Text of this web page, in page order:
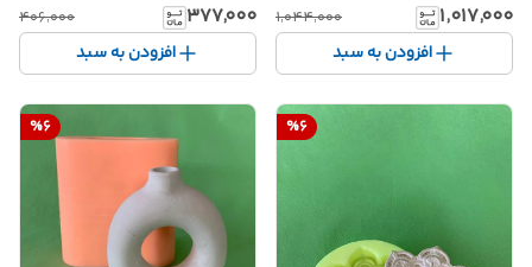
۱٬۰۱۷٬۰۰۰ ۱٬۰۴۴٬۰۰۰
افزودن به سبد
۳۷۷٬۰۰۰ ۴۰۶٬۰۰۰
افزودن به سبد
%6
%6